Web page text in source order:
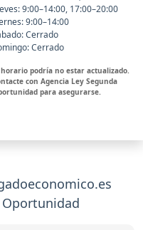
9:00–14:00, 17:00–20:00
9:00–14:00
Cerrado
Cerrado
horario podría no estar actualizado.
con Agencia Ley Segunda
para asegurarse.
Oportunidad